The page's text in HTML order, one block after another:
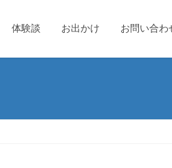
体験談 お出かけ お問い合わ